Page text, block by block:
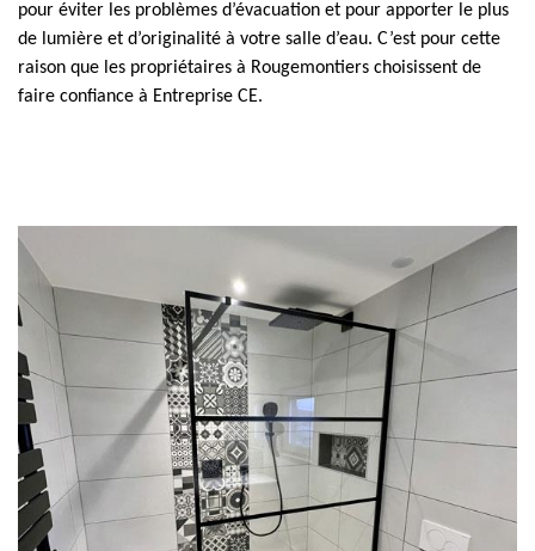
pour éviter les problèmes d’évacuation et pour apporter le plus
de lumière et d’originalité à votre salle d’eau. C’est pour cette
raison que les propriétaires à Rougemontiers choisissent de
faire confiance à Entreprise CE.